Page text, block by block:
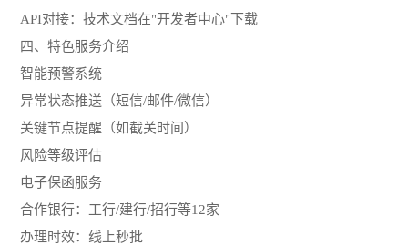
API对接：技术文档在"开发者中心"下载
四、特色服务介绍
智能预警系统
异常状态推送（短信/邮件/微信）
关键节点提醒（如截关时间）
风险等级评估
电子保函服务
合作银行：工行/建行/招行等12家
办理时效：线上秒批